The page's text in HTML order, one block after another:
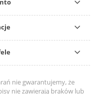
nie gwarantujemy, że
nie zawierają braków lub